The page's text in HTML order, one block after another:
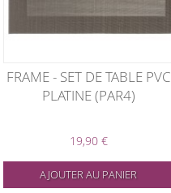
FRAME - SET DE TABLE PVC
PLATINE (PAR4)
19,90 €
AJOUTER AU PANIER